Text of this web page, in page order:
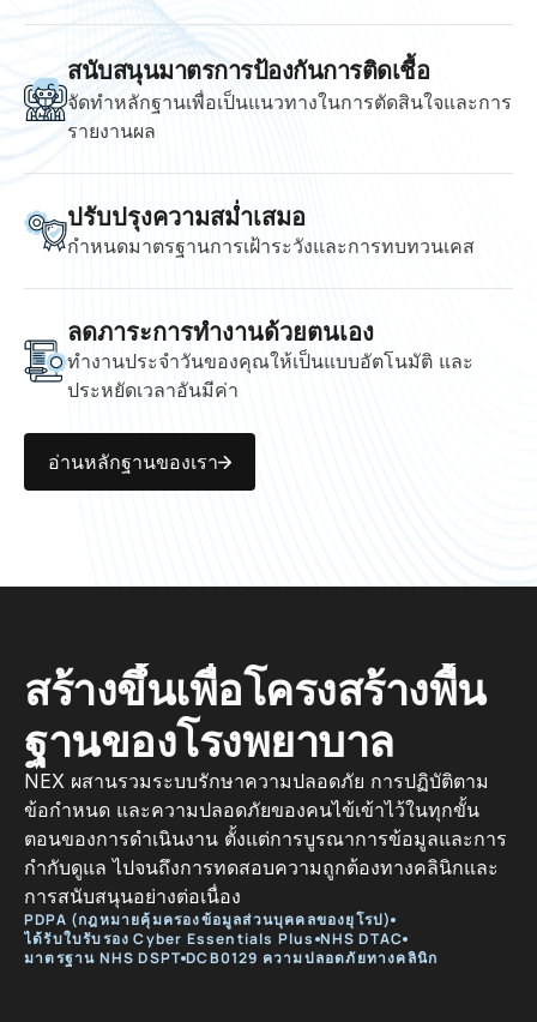
สนับสนุนมาตรการป้องกันการติดเชื้อ
จัดทำหลักฐานเพื่อเป็นแนวทางในการตัดสินใจและการ
รายงานผล
ปรับปรุงความสม่ำเสมอ
กำหนดมาตรฐานการเฝ้าระวังและการทบทวนเคส
ลดภาระการทำงานด้วยตนเอง
ทำงานประจำวันของคุณให้เป็นแบบอัตโนมัติ และ
ประหยัดเวลาอันมีค่า
อ่านหลักฐานของเรา
สร้างขึ้นเพื่อโครงสร้างพื้น
ฐานของโรงพยาบาล
NEX ผสานรวมระบบรักษาความปลอดภัย การปฏิบัติตาม
ข้อกำหนด และความปลอดภัยของคนไข้เข้าไว้ในทุกขั้น
ตอนของการดำเนินงาน ตั้งแต่การบูรณาการข้อมูลและการ
กำกับดูแล ไปจนถึงการทดสอบความถูกต้องทางคลินิกและ
การสนับสนุนอย่างต่อเนื่อง
PDPA (กฎหมายคุ้มครองข้อมูลส่วนบุคคลของยุโรป)
ได้รับใบรับรอง Cyber Essentials Plus NHS DTAC
มาตรฐาน NHS DSPT DCB0129 ความปลอดภัยทางคลินิก